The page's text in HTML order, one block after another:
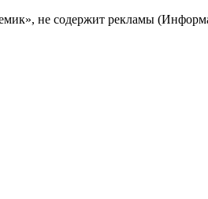
не содержит рекламы